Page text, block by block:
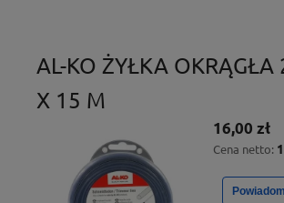
AL-KO ŻYŁKA
X 15 M
16,00 zł
Cena netto: